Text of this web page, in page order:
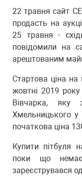
22 травня сайт
продасть на
25 травня -
повідомили на
арештованим
Стартова ціна на
жовтні 2019
Вівчарка,
Хмельницького у
початкова ціна
Купити пітбуля
поки що
зареєструвався